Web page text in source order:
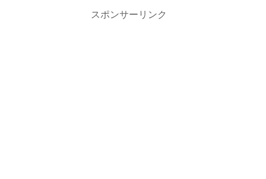
スポンサーリンク